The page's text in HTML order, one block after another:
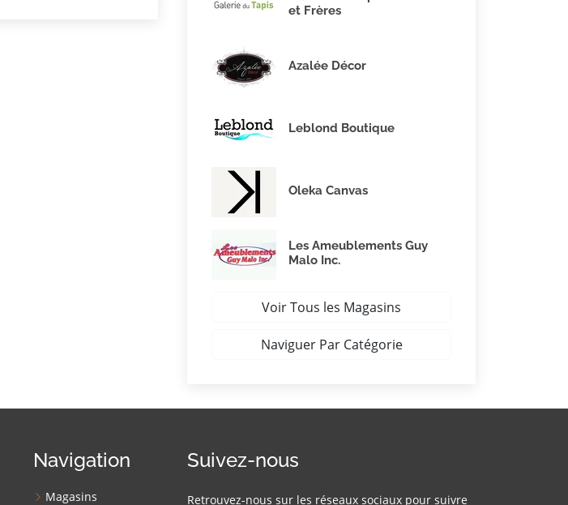
et Frères
Azalée Décor
Leblond Boutique
Oleka Canvas
Les Ameublements Guy
Malo Inc.
Voir Tous les Magasins
Naviguer Par Catégorie
Navigation
Magasins
Suivez-nous
Retrouvez-nous sur les réseaux sociaux pour suivre